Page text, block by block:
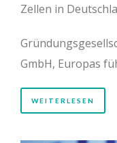
Zellen in
GmbH, Europas
WEITERLESEN